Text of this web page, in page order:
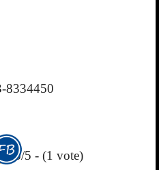
8334450
5/5 - (1 vote)